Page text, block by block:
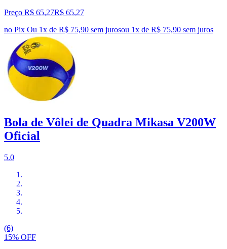
Preço R$ 65,27R$ 65,27
no Pix Ou 1x de R$ 75,90 sem jurosou 1x de R$ 75,90 sem juros
Bola de Vôlei de Quadra Mikasa V200W
Oficial
5.0
(6)
15% OFF